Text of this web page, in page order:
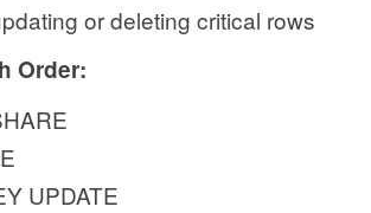
or deleting critical rows
Order:
UPDATE